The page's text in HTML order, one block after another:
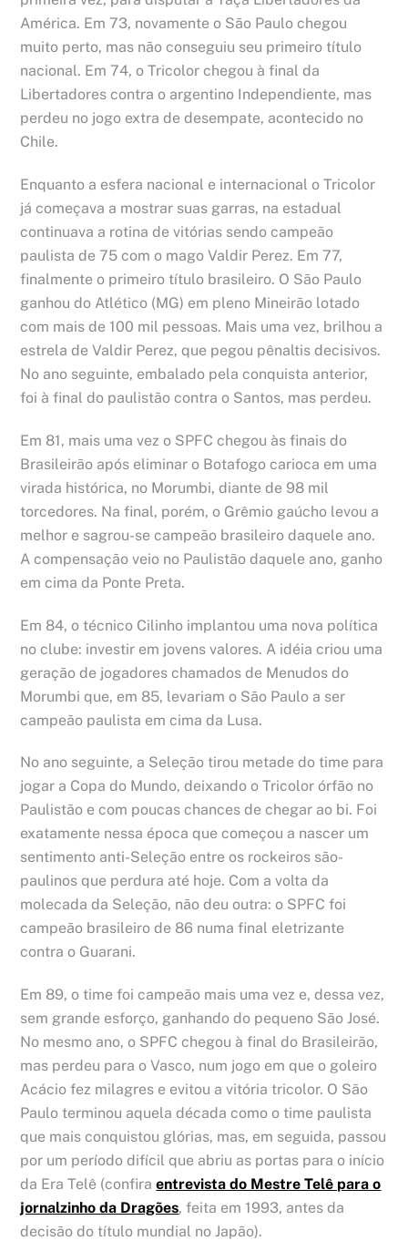
América. Em 73, novamente o São Paulo chegou
muito perto, mas não conseguiu seu primeiro título
nacional. Em 74, o Tricolor chegou à final da
Libertadores contra o argentino Independiente, mas
perdeu no jogo extra de desempate, acontecido no
Chile.
Enquanto a esfera nacional e internacional o Tricolor
já começava a mostrar suas garras, na estadual
continuava a rotina de vitórias sendo campeão
paulista de 75 com o mago Valdir Perez. Em 77,
finalmente o primeiro título brasileiro. O São Paulo
ganhou do Atlético (MG) em pleno Mineirão lotado
com mais de 100 mil pessoas. Mais uma vez, brilhou a
estrela de Valdir Perez, que pegou pênaltis decisivos.
No ano seguinte, embalado pela conquista anterior,
foi à final do paulistão contra o Santos, mas perdeu.
Em 81, mais uma vez o SPFC chegou às finais do
Brasileirão após eliminar o Botafogo carioca em uma
virada histórica, no Morumbi, diante de 98 mil
torcedores. Na final, porém, o Grêmio gaúcho levou a
melhor e sagrou-se campeão brasileiro daquele ano.
A compensação veio no Paulistão daquele ano, ganho
em cima da Ponte Preta.
Em 84, o técnico Cilinho implantou uma nova política
no clube: investir em jovens valores. A idéia criou uma
geração de jogadores chamados de Menudos do
Morumbi que, em 85, levariam o São Paulo a ser
campeão paulista em cima da Lusa.
No ano seguinte, a Seleção tirou metade do time para
jogar a Copa do Mundo, deixando o Tricolor órfão no
Paulistão e com poucas chances de chegar ao bi. Foi
exatamente nessa época que começou a nascer um
sentimento anti-Seleção entre os rockeiros são-
paulinos que perdura até hoje. Com a volta da
molecada da Seleção, não deu outra: o SPFC foi
campeão brasileiro de 86 numa final eletrizante
contra o Guarani.
Em 89, o time foi campeão mais uma vez e, dessa vez,
sem grande esforço, ganhando do pequeno São José.
No mesmo ano, o SPFC chegou à final do Brasileirão,
mas perdeu para o Vasco, num jogo em que o goleiro
Acácio fez milagres e evitou a vitória tricolor. O São
Paulo terminou aquela década como o time paulista
que mais conquistou glórias, mas, em seguida, passou
por um período difícil que abriu as portas para o início
da Era Telê (confiraentrevista do Mestre Telê para o
jornalzinho da Dragões, feita em 1993, antes da
decisão do título mundial no Japão).